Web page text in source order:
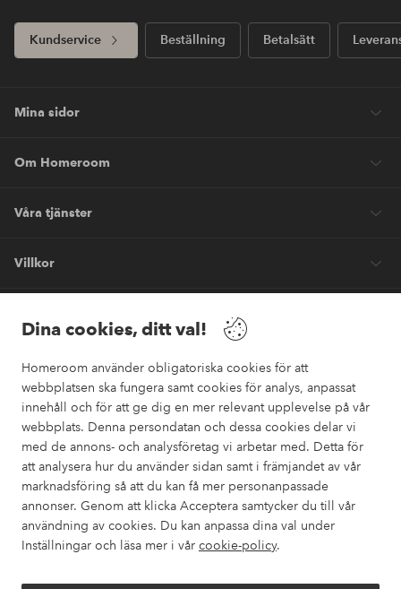
Dina cookies, ditt val!
Homeroom använder obligatoriska cookies för att
webbplatsen ska fungera samt cookies för analys, anpassat
innehåll och för att ge dig en mer relevant upplevelse på vår
webbplats. Denna persondatan och dessa cookies delar vi
med de annons- och analysföretag vi arbetar med. Detta för
att analysera hur du använder sidan samt i främjandet av vår
marknadsföring så att du kan få mer personanpassade
annonser. Genom att klicka Acceptera samtycker du till vår
användning av cookies. Du kan anpassa dina val under
Inställningar och läsa mer i vår cookie-policy.
Kundservice Beställning Betalsätt
Mina sidor
Om Homeroom
Våra tjänster
Villkor
Säkra betalningar
Vill du veta mer om våra betalalternativ ?
elpy